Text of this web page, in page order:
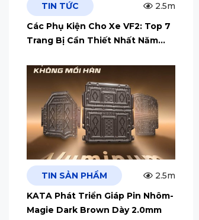
TIN TỨC
2.5m
Các Phụ Kiện Cho Xe VF2: Top 7
Trang Bị Cần Thiết Nhất Năm
TIN SẢN PHẨM
2.5m
KATA Phát Triển Giáp Pin Nhôm-
Magie Dark Brown Dày 2.0mm